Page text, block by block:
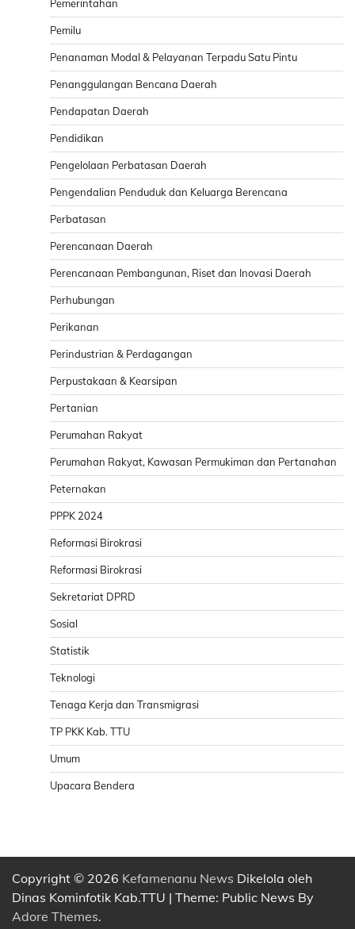
Pemerintahan
Pemilu
Penanaman Modal & Pelayanan Terpadu Satu Pintu
Penanggulangan Bencana Daerah
Pendapatan Daerah
Pendidikan
Pengelolaan Perbatasan Daerah
Pengendalian Penduduk dan Keluarga Berencana
Perbatasan
Perencanaan Daerah
Perencanaan Pembangunan, Riset dan Inovasi Daerah
Perhubungan
Perikanan
Perindustrian & Perdagangan
Perpustakaan & Kearsipan
Pertanian
Perumahan Rakyat
Perumahan Rakyat, Kawasan Permukiman dan Pertanahan
Peternakan
PPPK 2024
Reformasi Birokrasi
Reformasi Birokrasi
Sekretariat DPRD
Sosial
Statistik
Teknologi
Tenaga Kerja dan Transmigrasi
TP PKK Kab. TTU
Umum
Upacara Bendera
Copyright © 2026 Kefamenanu News Dikelola oleh
Dinas Kominfotik Kab.TTU | Theme: Public News By
Adore Themes.